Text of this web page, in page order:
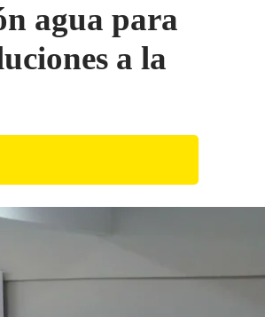
agua para
a la